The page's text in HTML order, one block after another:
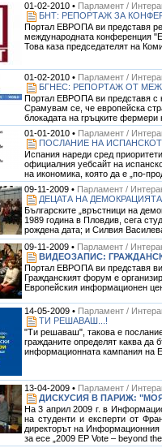
01-02-2010 • Парламент /
БНТ: РЕПОРТАЖ ЗА
Портал ЕВРОПА ви представя
международната конференция
Това каза председателят на
01-02-2010 • Парламент /
БГНЕС: РЕПОРТАЖ ОТ
Портал ЕВРОПА ви представя с
Срамувам се, че европейска
блокадата на гръцките фермери
01-01-2010 • Парламент /
ПОСЛАНИЕ НА
Испания нареди сред
официалния уебсайт на
на икономика, която да е „по-
09-11-2009 • Парламент /
ДЕЦАТА НА
Българските „връстници на
1989 година в Пловдив, сега
рождена дата; и Силвия
09-11-2009 • Парламент /
ВИДЕОЗАПИС:
Портал ЕВРОПА ви представя
Гражданският форум е
Европейския информационен
14-05-2009 • Парламент /
ТИ РЕШАВАШ...!
"Ти решаваш", такова е
гражданите определят каква да
информационната кампания на
13-04-2009 • Парламент /
ДИСКУСИЯ В ПАРИЖ:
На 3 април 2009 г. в
на студенти и експерти от
директорът на
за есе „2009 EP Vote – beyond